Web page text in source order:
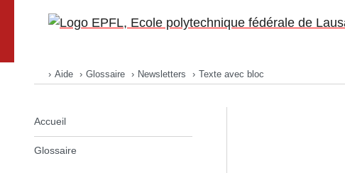
Go to main site
Listes et abonnés
Aide Glossaire Newsletters Texte avec bloc
Thèmes
Accueil
Glossaire